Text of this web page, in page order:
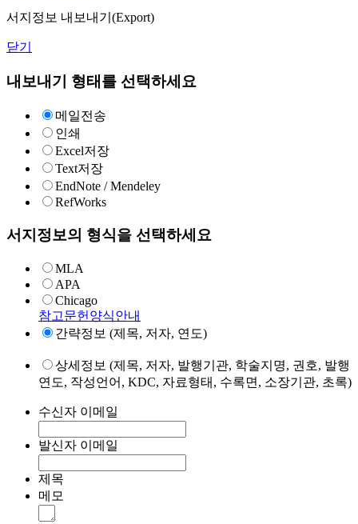
서지정보 내보내기(Export)
닫기
내보내기 형태를 선택하세요
메일전송
인쇄
Excel저장
Text저장
EndNote / Mendeley
RefWorks
서지정보의 형식을 선택하세요
MLA
APA
Chicago
참고문헌양식안내
간략정보 (제목, 저자, 연도)
상세정보 (제목, 저자, 발행기관, 학술지명, 권호, 발행
연도, 작성언어, KDC, 자료형태, 수록면, 소장기관, 초록)
수신자 이메일
발신자 이메일
제목
메모